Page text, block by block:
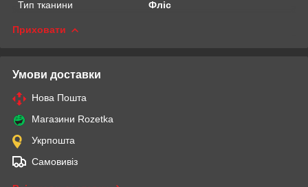
Тип тканини Фліс
Приховати
Умови доставки
Нова Пошта
Магазини Rozetka
Укрпошта
Самовивіз